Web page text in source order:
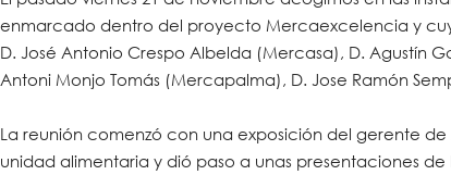
enmarcado dentro del proyecto Mercaexcelencia y
D. José Antonio Crespo Albelda (Mercasa), D. Agustín
Antoni Monjo Tomás (Mercapalma), D. Jose Ramón
La reunión comenzó con una exposición del gerente
unidad alimentaria y dió paso a unas presentaciones